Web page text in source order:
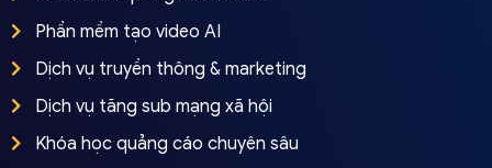
Phần mềm tạo video AI
Dịch vụ truyền thông & marketing
Dịch vụ tăng sub mạng xã hội
Khóa học quảng cáo chuyên sâu